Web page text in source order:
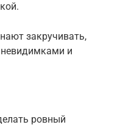
закручивать,
и
ровный